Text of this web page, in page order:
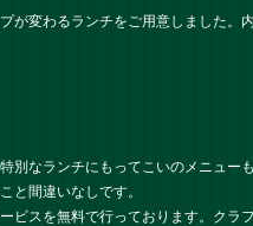
が変わるランチをご用意しました
別なランチにもってこいのメニュ
と間違いなしです。
ビスを無料で行っております。クラ